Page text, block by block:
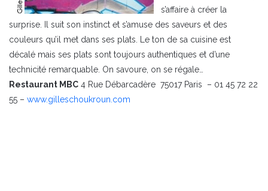
s’affaire à créer la
surprise. Il suit son instinct et s’amuse des saveurs et des
couleurs qu’il met dans ses plats. Le ton de sa cuisine est
décalé mais ses plats sont toujours authentiques et d’une
technicité remarquable. On savoure, on se régale…
Restaurant MBC 4 Rue Débarcadère 75017 Paris – 01 45 72 22
55 – www.gilleschoukroun.com